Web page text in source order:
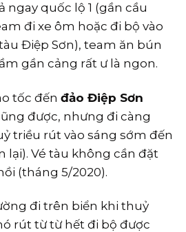
ngay quốc lộ 1 (gần cầu
đi xe ôm hoặc đi bộ vào
Điệp Sơn), team ăn bún
gần cảng rất ư là ngon.
tốc đến đảo Điệp Sơn
được, nhưng đi càng
triều rút vào sáng sớm đến
lại). Vé tàu không cần đặt
(tháng 5/2020).
đi trên biển khi thuỷ
rút từ từ hết đi bộ được